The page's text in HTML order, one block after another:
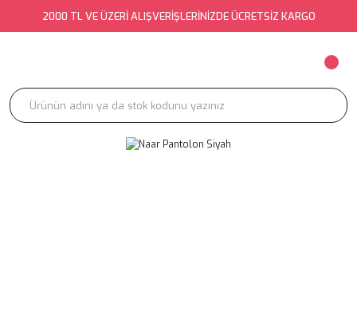
2000 TL VE ÜZERİ ALIŞVERİŞLERİNİZDE ÜCRETSİZ KARGO